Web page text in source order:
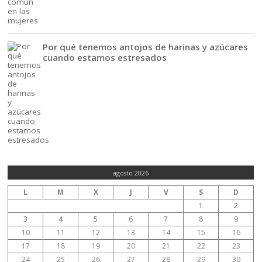
Por qué tenemos antojos de harinas y azúcares
cuando estamos estresados
agosto 2026
L M X J V S
D
1
2
3
4 5 6 7 8
9
10
11 12 13 14 15
16
17
18 19 20 21 22
23
24
25 26 27 28 29 30